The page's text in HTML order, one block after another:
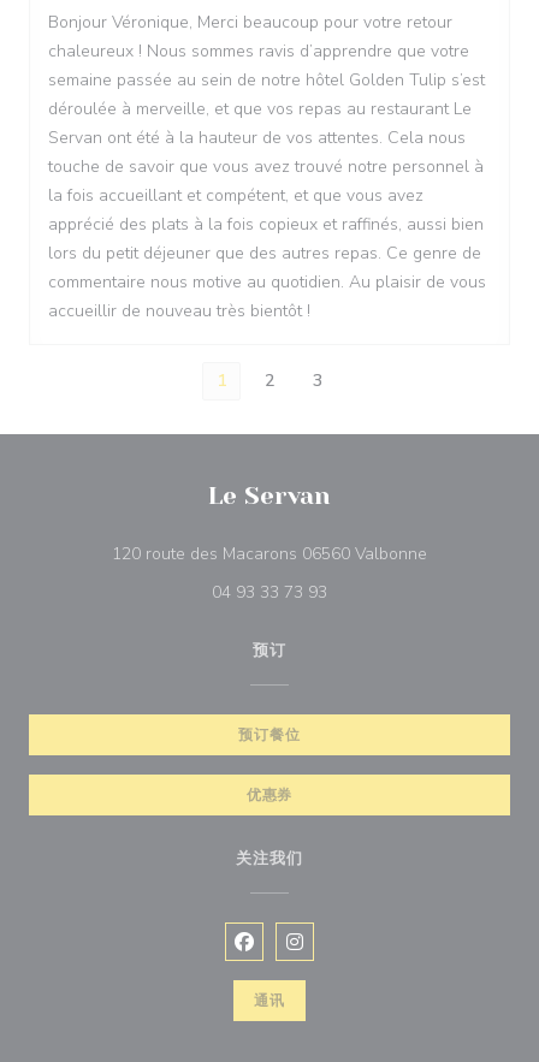
Bonjour Véronique, Merci beaucoup pour votre retour
chaleureux ! Nous sommes ravis d’apprendre que votre
semaine passée au sein de notre hôtel Golden Tulip s’est
déroulée à merveille, et que vos repas au restaurant Le
Servan ont été à la hauteur de vos attentes. Cela nous
touche de savoir que vous avez trouvé notre personnel à
la fois accueillant et compétent, et que vous avez
apprécié des plats à la fois copieux et raffinés, aussi bien
lors du petit déjeuner que des autres repas. Ce genre de
commentaire nous motive au quotidien. Au plaisir de vous
accueillir de nouveau très bientôt !
1 2 3
Le Servan
120 route des Macarons 06560 Valbonne
04 93 33 73 93
预订
预订餐位
优惠券
关注我们
Facebook ((在新窗口中打开))
Instagram ((在新窗口中打开))
通讯